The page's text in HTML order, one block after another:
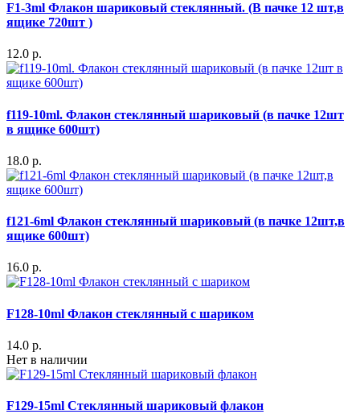
F1-3ml Флакон шариковый стеклянный. (В пачке 12 шт,в
ящике 720шт )
12.0 р.
f119-10ml. Флакон стеклянный шариковый (в пачке 12шт
в ящике 600шт)
18.0 р.
f121-6ml Флакон стеклянный шариковый (в пачке 12шт,в
ящике 600шт)
16.0 р.
F128-10ml Флакон стеклянный с шариком
14.0 р.
Нет в наличии
F129-15ml Стеклянный шариковый флакон